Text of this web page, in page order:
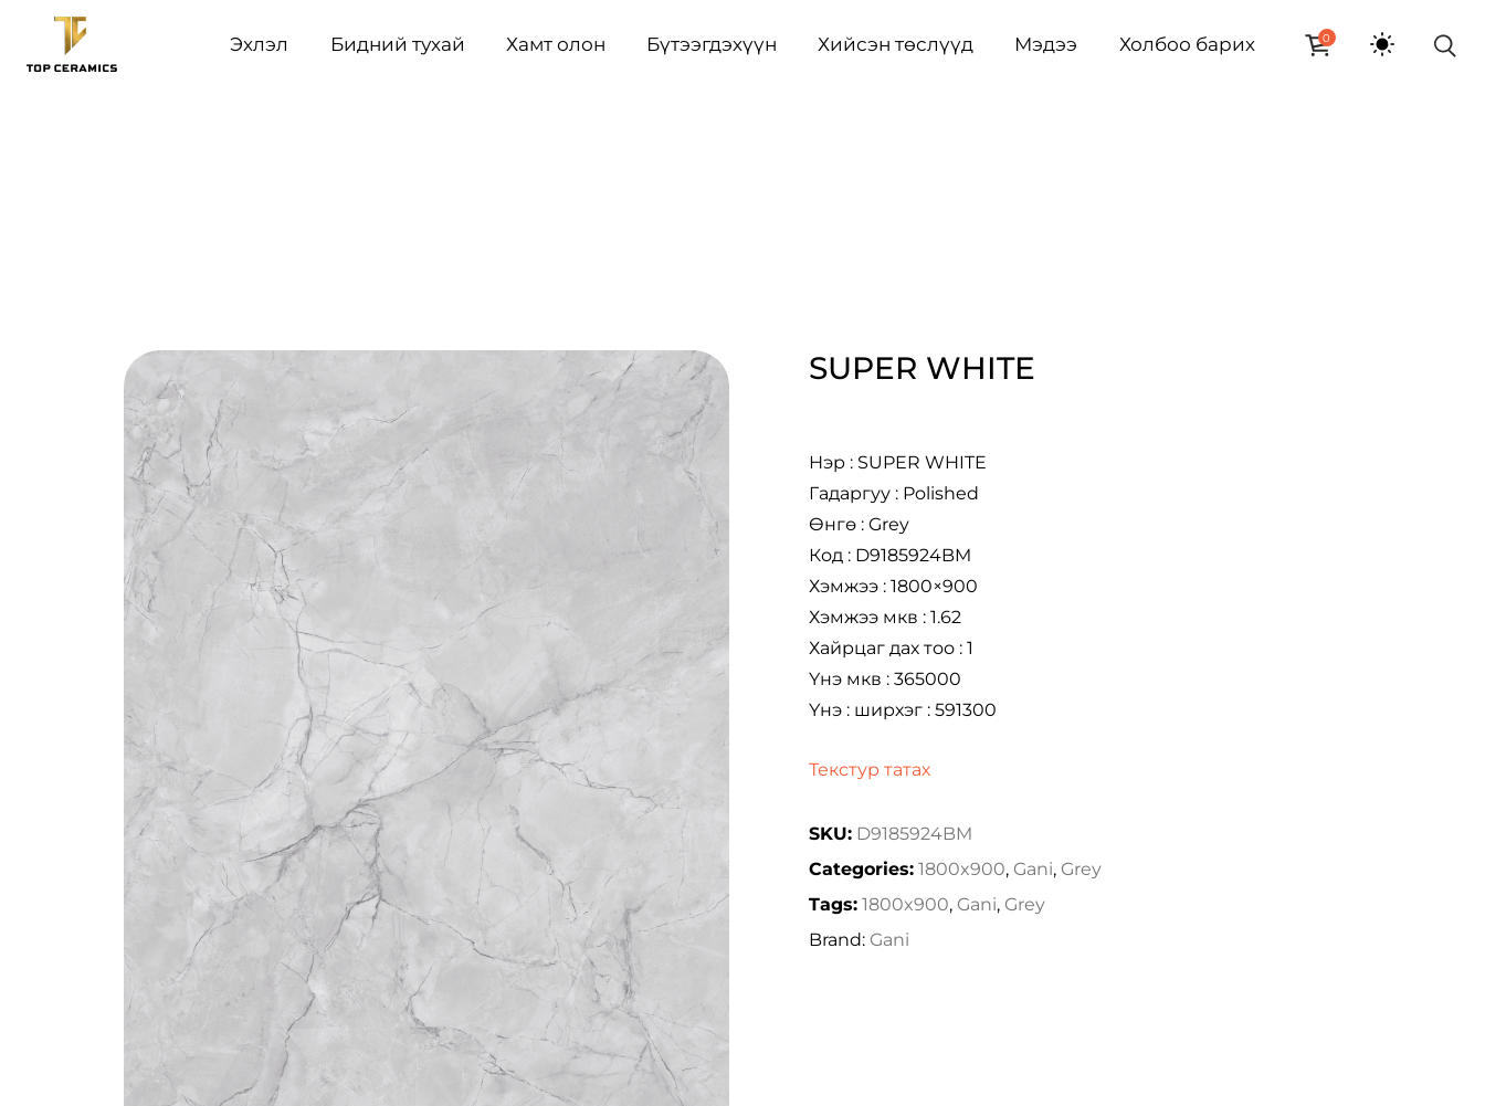
Эхлэл Бидний тухай Хамт олон Бүтээгдэхүүн Хийсэн төслүүд Мэдээ Холбоо барих 0
SUPER WHITE
Нэр : SUPER WHITE
Гадаргуу : Polished
Өнгө : Grey
Код : D9185924BM
Хэмжээ : 1800×900
Хэмжээ мкв : 1.62
Хайрцаг дах тоо : 1
Үнэ мкв : 365000
Үнэ : ширхэг : 591300
Текстур татах
SKU: D9185924BM
Categories: 1800x900, Gani, Grey
Tags: 1800x900, Gani, Grey
Brand: Gani